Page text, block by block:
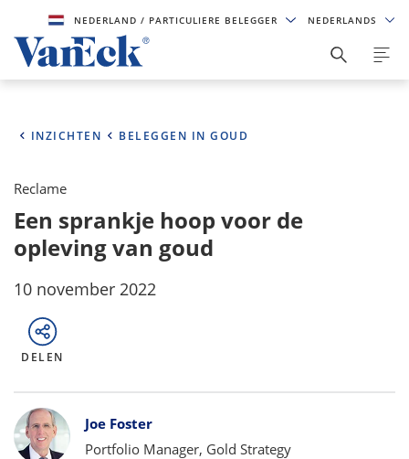
NEDERLAND/ PARTICULIERE BELEGGER NEDERLANDS
INZICHTEN BELEGGEN IN GOUD
Reclame
Een sprankje hoop voor de
opleving van goud
10 november 2022
DELEN
Bylines
Joe Foster
Portfolio Manager, Gold Strategy